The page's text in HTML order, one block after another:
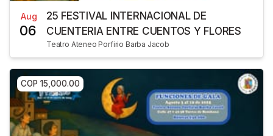
Aug
06
25 FESTIVAL INTERNACIONAL DE
CUENTERIA ENTRE CUENTOS Y FLORES
Teatro Ateneo Porfirio Barba Jacob
COP 15,000.00